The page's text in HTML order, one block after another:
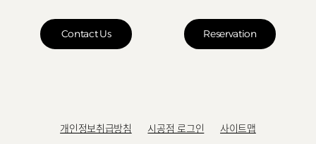
Contact Us Reservation
개인정보취급방침 시공점 로그인 사이트맵